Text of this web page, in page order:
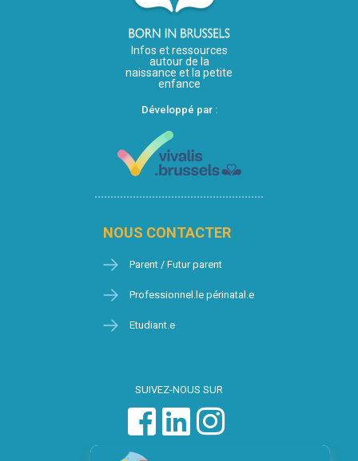
Infos et ressources
autour de la
naissance et la petite
enfance
Développé par :
NOUS CONTACTER
Parent / Futur parent
Professionnel.le périnatal.e
Etudiant.e
SUIVEZ-NOUS SUR